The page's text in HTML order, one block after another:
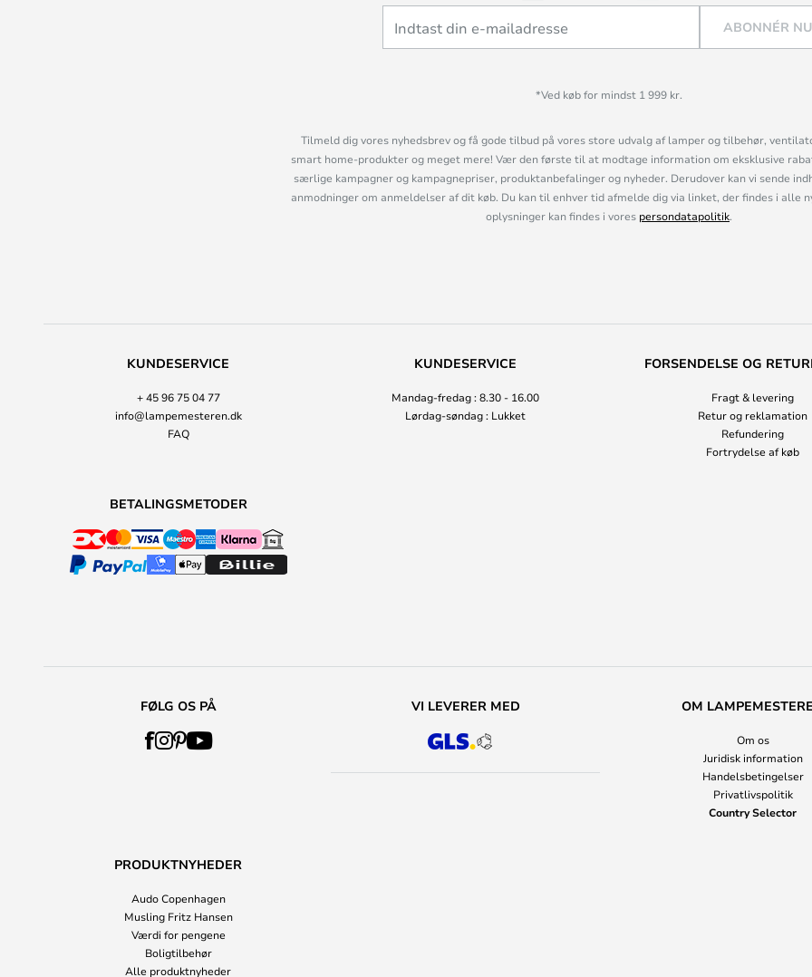
ABONNÉR NU
*Ved køb for mindst 1 999 kr.
Tilmeld dig vores nyhedsbrev og få gode tilbud på vores store udvalg af lamper og tilbehør,
smart home-produkter og meget mere! Vær den første til at modtage information om eksklusive
særlige kampagner og kampagnepriser, produktanbefalinger og nyheder. Derudover kan vi sende
anmodninger om anmeldelser af dit køb. Du kan til enhver tid afmelde dig via linket, der findes i alle
oplysninger kan findes i vores persondatapolitik.
KUNDESERVICE
+ 45 96 75 04 77
info@lampemesteren.dk
FAQ
KUNDESERVICE
Mandag-fredag : 8.30 - 16.00
Lørdag-søndag : Lukket
FORSENDELSE OG
Fragt & levering
Retur og reklamation
Refundering
Fortrydelse af køb
BETALINGSMETODER
FØLG OS PÅ VI LEVERER MED OM
Om os
Juridisk information
Handelsbetingelser
Privatlivspolitik
Country Selector
PRODUKTNYHEDER
Audo Copenhagen
Musling Fritz Hansen
Værdi for pengene
Boligtilbehør
Alle produktnyheder